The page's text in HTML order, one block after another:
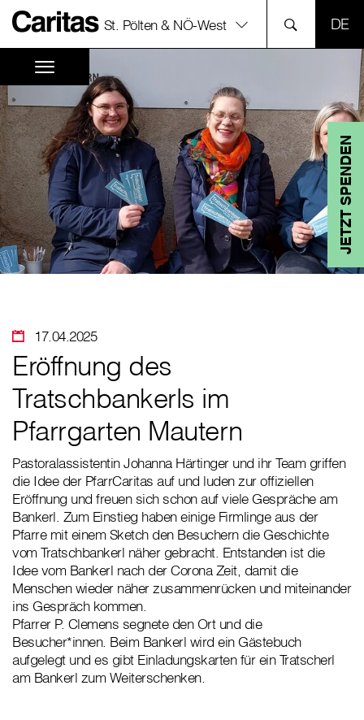
St. Pölten & NÖ-West
JETZT SPENDEN
17.04.2025
Eröffnung des
Tratschbankerls im
Pfarrgarten Mautern
Pastoralassistentin Johanna Härtinger und ihr Team griffen
die Idee der PfarrCaritas auf und luden zur offiziellen
Eröffnung und freuen sich schon auf viele Gespräche am
Bankerl. Zum Einstieg haben einige Firmlinge aus der
Pfarre mit einem Sketch den Besuchern die Geschichte
vom Tratschbankerl näher gebracht. Entstanden ist die
Idee vom Bankerl nach der Corona Zeit, damit die
Menschen wieder näher zusammenrücken und miteinander
ins Gespräch kommen.
Pfarrer P. Clemens segnete den Ort und die
Besucher*innen. Beim Bankerl wird ein Gästebuch
aufgelegt und es gibt Einladungskarten für ein Tratscherl
am Bankerl zum Weiterschenken.